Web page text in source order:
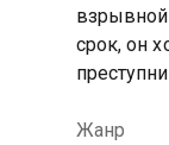
срок, он
Жанр